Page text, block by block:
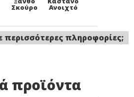
Σκούρο Ανοιχτό
περισσότερες πληροφορίες;
προϊόντα